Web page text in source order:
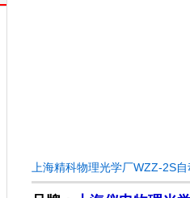
上海精科物理光学厂WZZ-2S